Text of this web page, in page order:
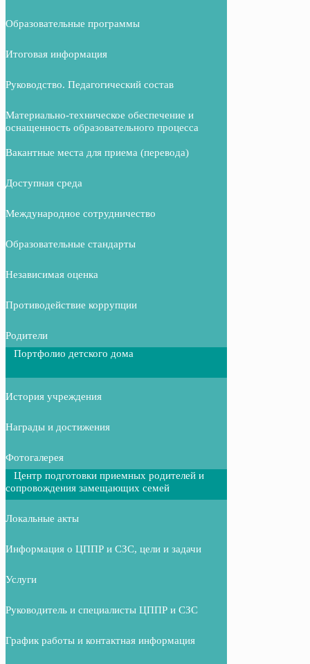
Образовательные программы
Итоговая информация
Руководство. Педагогический состав
Материально-техническое обеспечение и
оснащенность образовательного процесса
Вакантные места для приема (перевода)
Доступная среда
Международное сотрудничество
Образовательные стандарты
Независимая оценка
Противодействие коррупции
Родители
Портфолио детского дома
История учреждения
Награды и достижения
Фотогалерея
Центр подготовки приемных родителей и
сопровождения замещающих семей
Локальные акты
Информация о ЦППР и СЗС, цели и задачи
Услуги
Руководитель и специалисты ЦППР и СЗС
График работы и контактная информация